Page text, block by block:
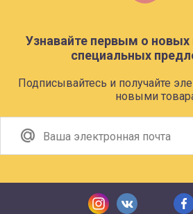
Узнавайте первым о новых
специальных
Подписывайтесь и получайте
новыми